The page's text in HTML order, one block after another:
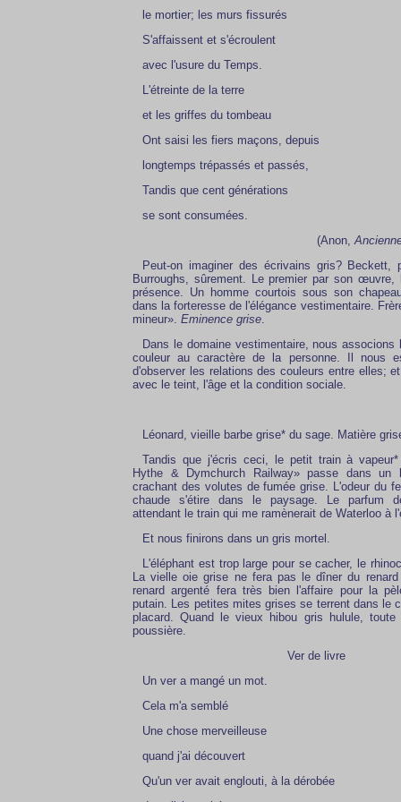
le mortier; les murs fissurés
S'affaissent et s'écroulent
avec l'usure du Temps.
L'étreinte de la terre
et les griffes du tombeau
Ont saisi les fiers maçons, depuis
longtemps trépassés et passés,
Tandis que cent générations
se sont consumées.
(Anon,
Peut-on imaginer des écrivains gris? Beckett,
Burroughs, sûrement. Le premier par son œuvre,
présence. Un homme courtois sous son
dans la forteresse de l'élégance vestimentaire.
mineur». Eminence grise.
Dans le domaine vestimentaire, nous associons
couleur au caractère de la personne. Il nous
d'observer les relations des couleurs entre elles;
avec le teint, l'âge et la condition sociale.
Léonard, vieille barbe grise* du sage. Matière
Tandis que j'écris ceci, le petit train à
Hythe & Dymchurch Railway» passe dans un
crachant des volutes de fumée grise. L'odeur du
chaude s'étire dans le paysage. Le parfum
attendant le train qui me ramènerait de Waterloo à
Et nous finirons dans un gris mortel.
L'éléphant est trop large pour se cacher, le
La vielle oie grise ne fera pas le dîner du
renard argenté fera très bien l'affaire pour la
putain. Les petites mites grises se terrent dans le
placard. Quand le vieux hibou gris hulule,
poussière.
Ver de livre
Un ver a mangé un mot.
Cela m'a semblé
Une chose merveilleuse
quand j'ai découvert
Qu'un ver avait englouti, à la dérobée